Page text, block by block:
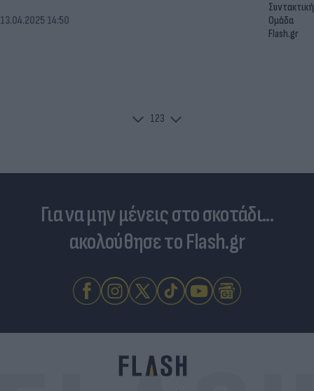
13.04.2025 14:50
Συντακτική
Ομάδα
Flash.gr
123
Για να μην μένεις στο σκοτάδι...
ακολούθησε το Flash.gr